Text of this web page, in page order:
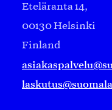
Eteläranta 14,
00130 Helsinki
Finland